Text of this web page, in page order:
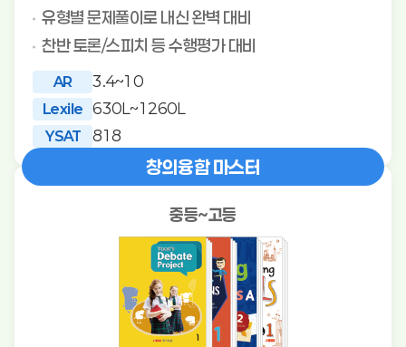
유형별 문제풀이로 내신 완벽 대비
찬반 토론/스피치 등 수행평가 대비
AR 3.4~10
Lexile 630L~1260L
YSAT 818
창의융합 마스터
중등~고등